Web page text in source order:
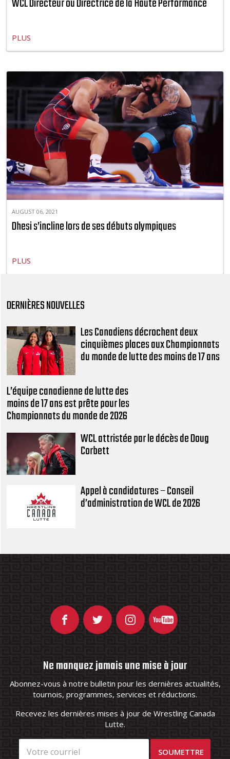
PLUS
AUGUST 06, 2021
Dhesi s’incline lors de ses débuts olympiques
PLUS
DERNIÈRES NOUVELLES
Les Canadiens décrochent deux
cinquièmes places aux Championnats
du monde de lutte des moins de 17 ans
L’équipe canadienne de lutte des
moins de 17 ans est prête pour les
Championnats du monde de 2026
WCL attristée par le décès de Doug
Corbett
Appel à candidatures – Conseil
d’administration de WCL de 2026
Ne manquez jamais une mise à jour
Abonnez-vous à notre bulletin pour les dernières actualités,
tournois, programmes, services et réductions.
Recevez les dernières mises à jour de Wrestling Canada
Lutte.